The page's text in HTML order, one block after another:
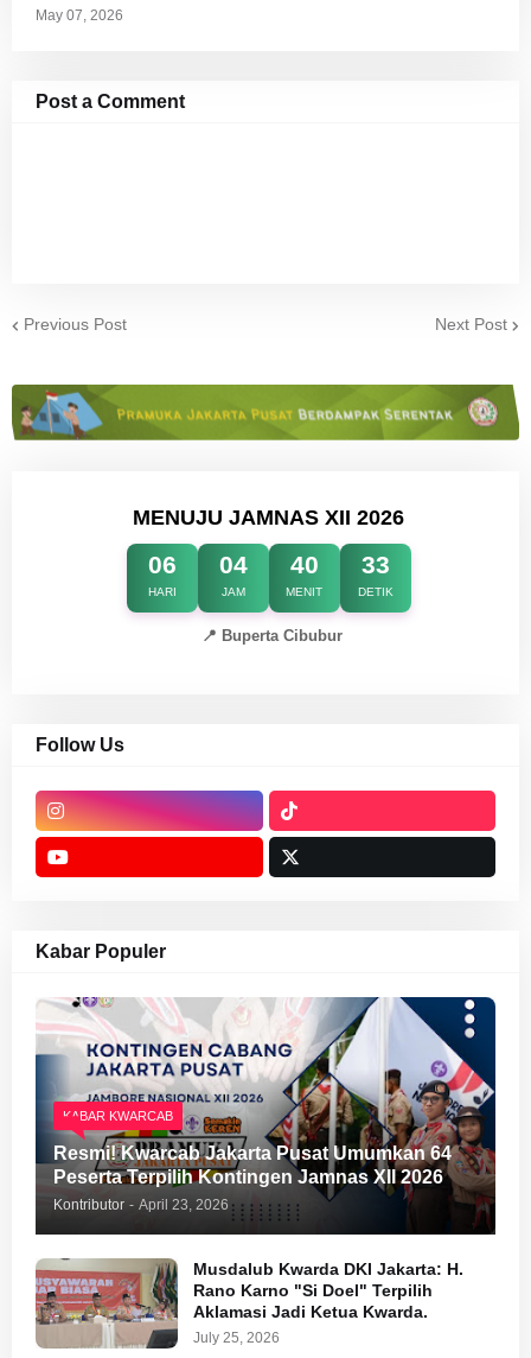
May 07, 2026
Post a Comment
Previous Post Next Post
MENUJU JAMNAS XII 2026
06
HARI
04
JAM
40
MENIT
33
DETIK
📍 Buperta Cibubur
Follow Us
Kabar Populer
KABAR KWARCAB
Resmi! Kwarcab Jakarta Pusat Umumkan 64
Peserta Terpilih Kontingen Jamnas XII 2026
Kontributor - April 23, 2026
Musdalub Kwarda DKI Jakarta: H.
Rano Karno "Si Doel" Terpilih
Aklamasi Jadi Ketua Kwarda.
July 25, 2026